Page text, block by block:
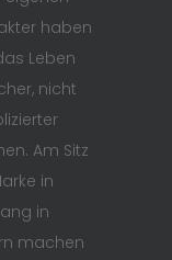
haben
Leben
nicht
Am Sitz
in
in
machen